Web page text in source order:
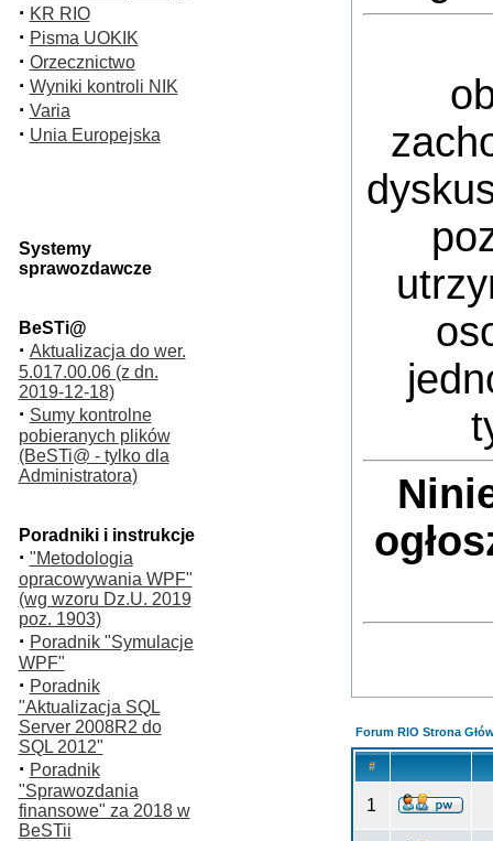
· KR RIO
· Pisma UOKIK
· Orzecznictwo
· Wyniki kontroli NIK
· Varia
· Unia Europejska
Systemy
sprawozdawcze
BeSTi@
· Aktualizacja do wer.
5.017.00.06 (z dn.
2019-12-18)
· Sumy kontrolne
pobieranych plików
(BeSTi@ - tylko dla
Administratora)
Poradniki i instrukcje
· "Metodologia
opracowywania WPF"
(wg wzoru Dz.U. 2019
poz. 1903)
· Poradnik "Symulacje
WPF"
· Poradnik
"Aktualizacja SQL
Server 2008R2 do
SQL 2012"
· Poradnik
"Sprawozdania
finansowe" za 2018 w
BeSTii
Forum RIO Strona
#
1